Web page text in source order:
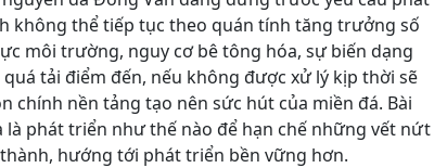
không thể tiếp tục theo quán tính tăng trưởng số
môi trường, nguy cơ bê tông hóa, sự biến dạng
quá tải điểm đến, nếu không được xử lý kịp thời sẽ
chính nền tảng tạo nên sức hút của miền đá. Bài
là phát triển như thế nào để hạn chế những vết nứt
hướng tới phát triển bền vững hơn.